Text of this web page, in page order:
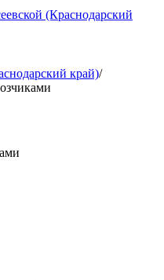
(Краснодарский
край)/